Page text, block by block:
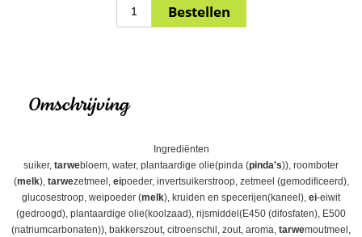
Omschrijving
Ingrediënten
suiker, tarwebloem, water, plantaardige olie(pinda (pinda's)), roomboter
(melk), tarwezetmeel, eipoeder, invertsuikerstroop, zetmeel (gemodificeerd),
glucosestroop, weipoeder (melk), kruiden en specerijen(kaneel), ei-eiwit
(gedroogd), plantaardige olie(koolzaad), rijsmiddel(E450 (difosfaten), E500
(natriumcarbonaten)), bakkerszout, citroenschil, zout, aroma, tarwemoutmeel,